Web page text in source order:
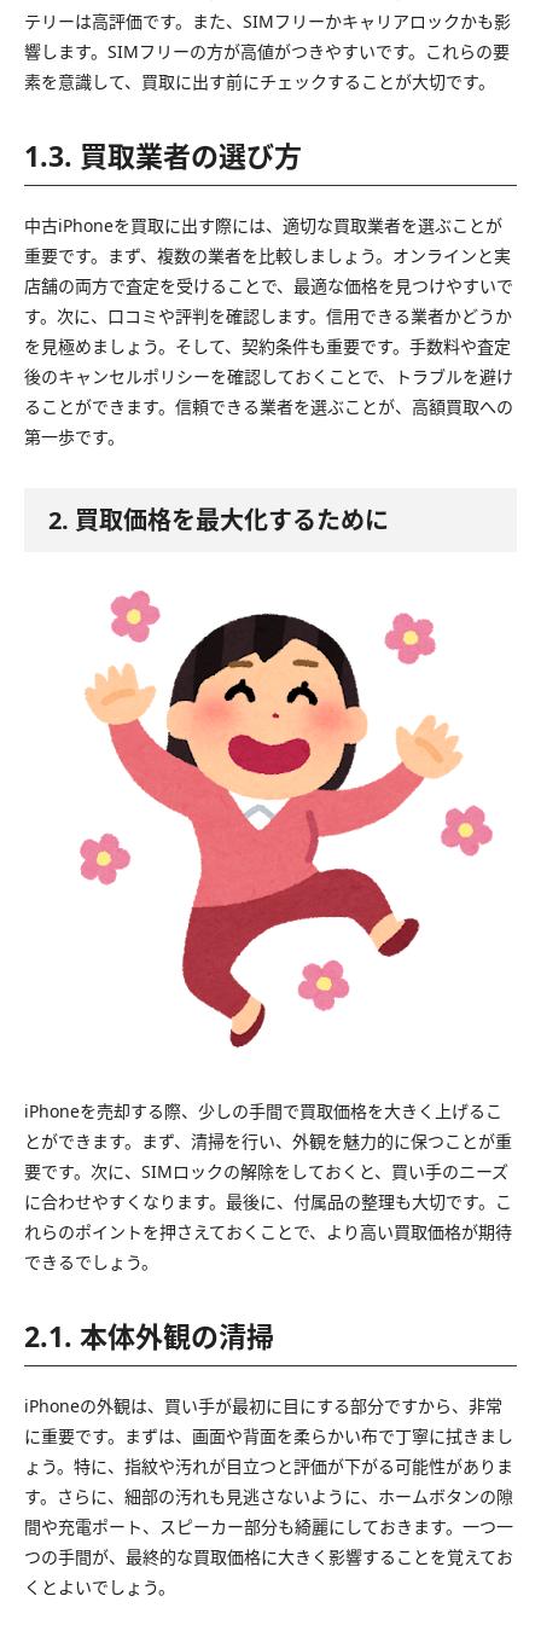
テリーは高評価です。また、SIMフリーかキャリアロックかも影
響します。SIMフリーの方が高値がつきやすいです。これらの要
素を意識して、買取に出す前にチェックすることが大切です。
1.3. 買取業者の選び方
中古iPhoneを買取に出す際には、適切な買取業者を選ぶことが
重要です。まず、複数の業者を比較しましょう。オンラインと実
店舗の両方で査定を受けることで、最適な価格を見つけやすいで
す。次に、口コミや評判を確認します。信用できる業者かどうか
を見極めましょう。そして、契約条件も重要です。手数料や査定
後のキャンセルポリシーを確認しておくことで、トラブルを避け
ることができます。信頼できる業者を選ぶことが、高額買取への
第一歩です。
2. 買取価格を最大化するために
iPhoneを売却する際、少しの手間で買取価格を大きく上げるこ
とができます。まず、清掃を行い、外観を魅力的に保つことが重
要です。次に、SIMロックの解除をしておくと、買い手のニーズ
に合わせやすくなります。最後に、付属品の整理も大切です。こ
れらのポイントを押さえておくことで、より高い買取価格が期待
できるでしょう。
2.1. 本体外観の清掃
iPhoneの外観は、買い手が最初に目にする部分ですから、非常
に重要です。まずは、画面や背面を柔らかい布で丁寧に拭きまし
ょう。特に、指紋や汚れが目立つと評価が下がる可能性がありま
す。さらに、細部の汚れも見逃さないように、ホームボタンの隙
間や充電ポート、スピーカー部分も綺麗にしておきます。一つ一
つの手間が、最終的な買取価格に大きく影響することを覚えてお
くとよいでしょう。